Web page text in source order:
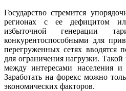
Государство стремится
регионах с ее дефицитом
избыточной генерации
конкурентоспособными для
перегруженных сетях
для ограничения нагрузки. Такой
между интересами населения и
Заработать на форекс можно
экономических факторов.